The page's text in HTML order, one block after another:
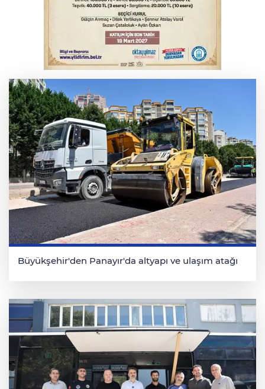
Benzine dev indirim! Pompaya fiyatlarına
yansıyacak mı?
Serbest piyasada altın fiyatları...
Büyükşehir'den Panayır'da altyapı ve ulaşım atağı